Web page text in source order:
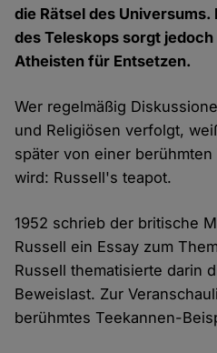
die Rätsel des
des Teleskops sorgt
Atheisten für Entsetzen.
Wer regelmäßig
und Religiösen verfolgt,
später von einer
wird: Russell's teapot.
1952 schrieb der britische
Russell ein Essay zum
Russell thematisierte darin
Beweislast. Zur
berühmtes Teekannen-